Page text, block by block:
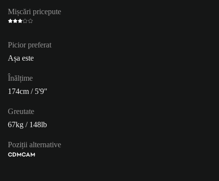
Mișcări pricepute
Picior preferat
Așa este
Înălțime
174cm / 5'9"
Greutate
67kg / 148lb
Poziții alternative
CDMCAM